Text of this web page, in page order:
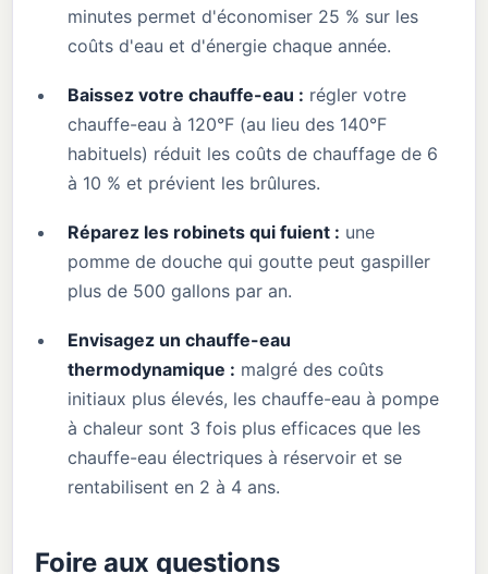
minutes permet d'économiser 25 % sur les
coûts d'eau et d'énergie chaque année.
Baissez votre chauffe-eau : régler votre
chauffe-eau à 120°F (au lieu des 140°F
habituels) réduit les coûts de chauffage de 6
à 10 % et prévient les brûlures.
Réparez les robinets qui fuient : une
pomme de douche qui goutte peut gaspiller
plus de 500 gallons par an.
Envisagez un chauffe-eau
thermodynamique : malgré des coûts
initiaux plus élevés, les chauffe-eau à pompe
à chaleur sont 3 fois plus efficaces que les
chauffe-eau électriques à réservoir et se
rentabilisent en 2 à 4 ans.
Foire aux questions